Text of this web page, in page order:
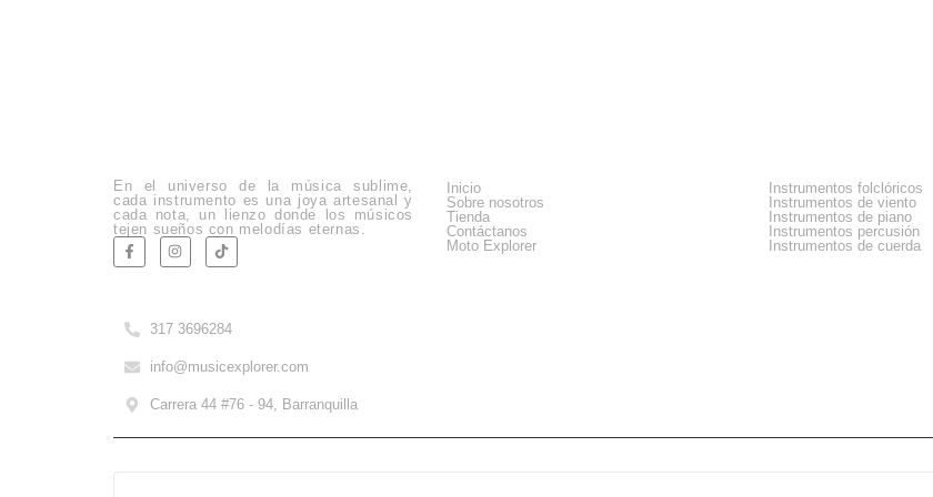
En el universo de la música sublime,
cada instrumento es una joya artesanal y
cada nota, un lienzo donde los músicos
tejen sueños con melodías eternas.
Inicio
Sobre nosotros
Tienda
Contáctanos
Moto Explorer
Instrumentos folclóricos
Instrumentos de viento
Instrumentos de piano
Instrumentos percusión
Instrumentos de cuerda
317 3696284
info@musicexplorer.com
Carrera 44 #76 - 94, Barranquilla